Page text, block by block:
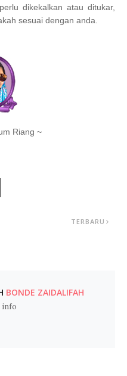
dikekalkan atau ditukar,
sesuai dengan anda.
Riang ~
TERBARU
BONDE ZAIDALIFAH
info